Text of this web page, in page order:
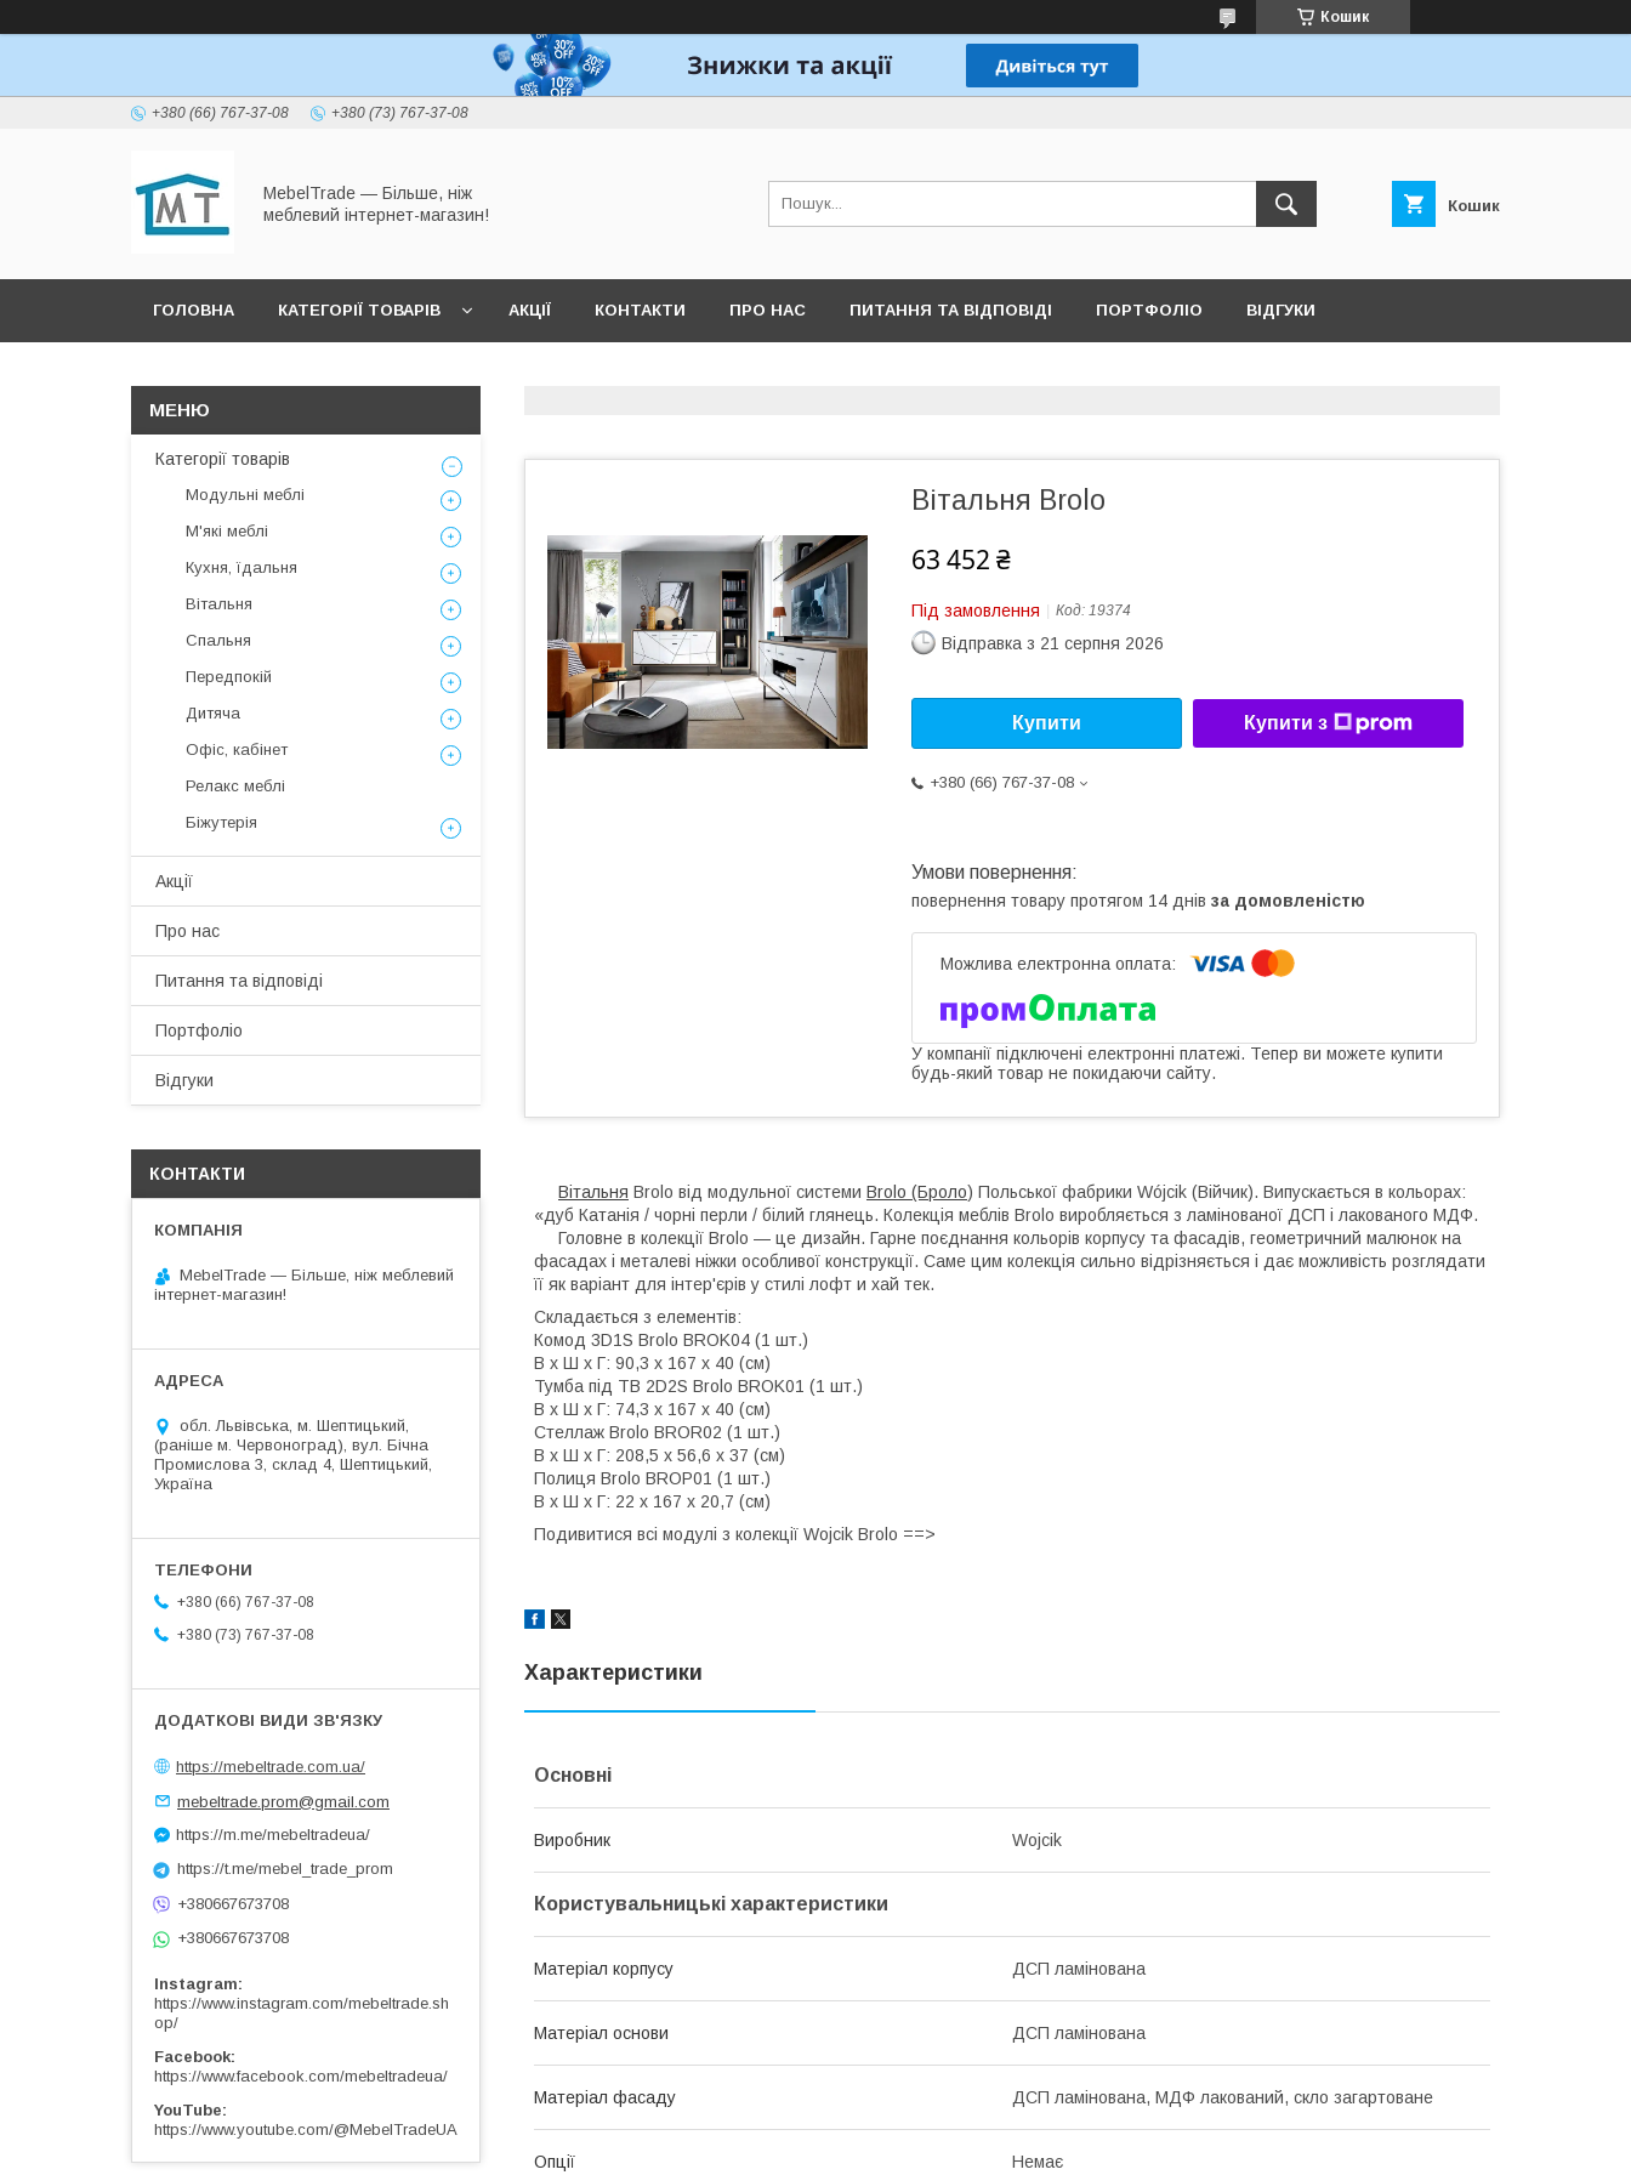
Кошик
+380 (66) 767-37-08 +380 (73) 767-37-08
MebelTrade — Більше, ніж
меблевий інтернет-магазин!
Кошик
ГОЛОВНА КАТЕГОРІЇ ТОВАРІВ АКЦІЇ КОНТАКТИ ПРО НАС ПИТАННЯ ТА ВІДПОВІДІ ПОРТФОЛІО ВІДГУКИ
Вітальня Brolo
63 452 ₴
Під замовлення Код: 19374
Відправка з 21 серпня 2026
Купити Купити з
+380 (66) 767-37-08
повернення товару протягом 14 днів за домовленістю
У компанії підключені електронні платежі. Тепер ви можете купити
будь-який товар не покидаючи сайту.
Вітальня Brolo від модульної системи Brolo (Броло) Польської фабрики Wójcik (Війчик). Випускається в кольорах:
«дуб Катанія / чорні перли / білий глянець. Колекція меблів Brolo виробляється з ламінованої ДСП і лакованого МДФ.
Головне в колекції Brolo — це дизайн. Гарне поєднання кольорів корпусу та фасадів, геометричний малюнок на
фасадах і металеві ніжки особливої конструкції. Саме цим колекція сильно відрізняється і дає можливість розглядати
її як варіант для інтер'єрів у стилі лофт и хай тек.
Складається з елементів:
Комод 3D1S Brolo BROK04 (1 шт.)
В х Ш х Г: 90,3 х 167 х 40 (см)
Тумба під ТВ 2D2S Brolo BROK01 (1 шт.)
В х Ш х Г: 74,3 х 167 х 40 (см)
Стеллаж Brolo BROR02 (1 шт.)
В х Ш х Г: 208,5 х 56,6 х 37 (см)
Полиця Brolo BROP01 (1 шт.)
В х Ш х Г: 22 х 167 х 20,7 (см)
Подивитися всі модулі з колекції Wojcik Brolo ==>
Характеристики
Основні
Виробник Wojcik
Користувальницькі характеристики
Матеріал корпусу ДСП ламінована
Матеріал основи ДСП ламінована
Матеріал фасаду ДСП ламінована, МДФ лакований, скло загартоване
Опції Немає
Категорії товарів
Модульні меблі
М'які меблі
Кухня, їдальня
Вітальня
Спальня
Передпокій
Дитяча
Офіс, кабінет
Релакс меблі
Біжутерія
Акції
Про нас
Питання та відповіді
Портфоліо
Відгуки
КОНТАКТИ
MebelTrade — Більше, ніж меблевий
інтернет-магазин!
обл. Львівська, м. Шептицький,
(раніше м. Червоноград), вул. Бічна
Промислова 3, склад 4, Шептицький,
Україна
+380 (66) 767-37-08
+380 (73) 767-37-08
https://mebeltrade.com.ua/
mebeltrade.prom@gmail.com
https://m.me/mebeltradeua/
https://t.me/mebel_trade_prom
+380667673708
+380667673708
Instagram
https://www.instagram.com/mebeltrade.sh
op/
Facebook
https://www.facebook.com/mebeltradeua/
YouTube
https://www.youtube.com/@MebelTradeUA